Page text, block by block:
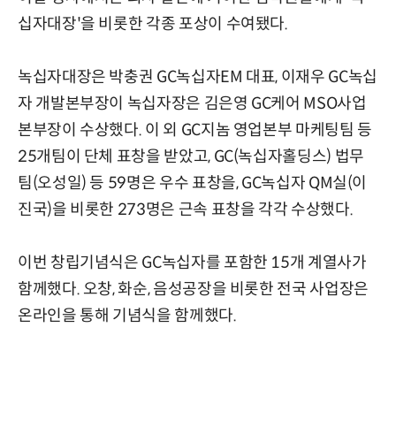
십자대장'을 비롯한 각종 포상이 수여됐다.
녹십자대장은 박충권 GC녹십자EM 대표, 이재우 GC녹십
자 개발본부장이 녹십자장은 김은영 GC케어 MSO사업
본부장이 수상했다. 이 외 GC지놈 영업본부 마케팅팀 등
25개팀이 단체 표창을 받았고, GC(녹십자홀딩스) 법무
팀(오성일) 등 59명은 우수 표창을, GC녹십자 QM실(이
진국)을 비롯한 273명은 근속 표창을 각각 수상했다.
이번 창립기념식은 GC녹십자를 포함한 15개 계열사가
함께했다. 오창, 화순, 음성공장을 비롯한 전국 사업장은
온라인을 통해 기념식을 함께했다.